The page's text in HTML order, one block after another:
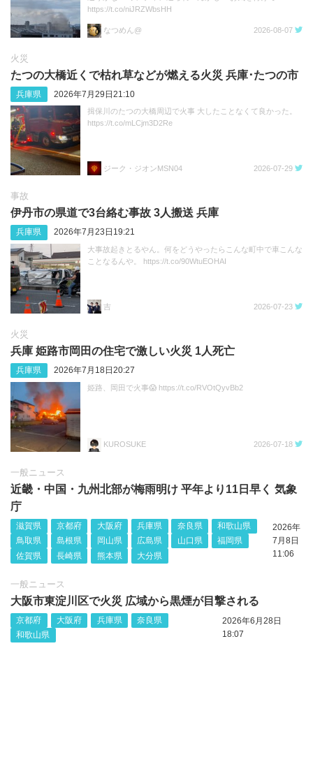
https://t.co/niJRZWbsHH
なつめん@ 2026-08-07
火災
たつの大橋近くで枯れ草などが燃える火災 兵庫･たつの市
兵庫県 2026年7月29日21:10
揖保川のたつの大橋周辺で火事 大したことなくて良かった。
https://t.co/mLCjm3D2Re
ジーク・ジオンMSN04 2026-07-29
事故
伊丹市の県道で3台絡む事故 3人搬送 兵庫
兵庫県 2026年7月23日19:21
大事故起きとるやん。何をどうやったらこんな町中で車こんな
ことなるんや。 https://t.co/90WtuEOHAI
吉 2026-07-23
火災
兵庫 姫路市岡田の住宅で激しい火災 1人死亡
兵庫県 2026年7月18日20:27
姫路、岡田で火事😱 https://t.co/RVOtQyvBb2
KUROSUKE 2026-07-18
一般ニュース
近畿・中国・九州北部が梅雨明け 平年より11日早く 気象
庁
滋賀県 京都府 大阪府 兵庫県 奈良県
和歌山県
鳥取県
島根県 岡山県 広島県 山口県
福岡県
佐賀県
長崎県 熊本県 大分県
2026年
7月8日
11:06
一般ニュース
大阪市東淀川区で火災 広域から黒煙が目撃される
京都府 大阪府 兵庫県
奈良県
和歌山県
2026年6月28日
18:07